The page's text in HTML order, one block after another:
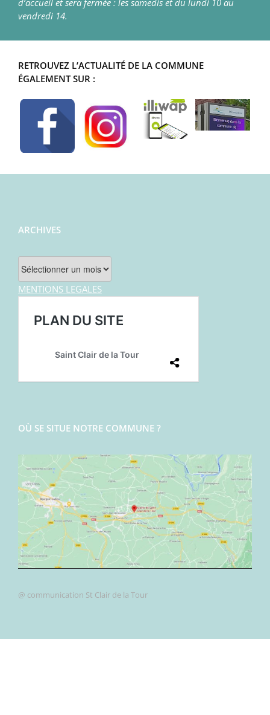
d’accueil et sera fermée : les samedis et du lundi 10 au
vendredi 14.
RETROUVEZ L’ACTUALITÉ DE LA COMMUNE
ÉGALEMENT SUR :
ARCHIVES
Archives
MENTIONS LEGALES
OÙ SE SITUE NOTRE COMMUNE ?
@ communication St Clair de la Tour